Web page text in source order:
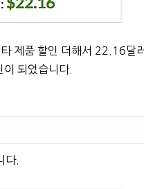
제품 할인 더해서 22.16달
되었습니다.
다.